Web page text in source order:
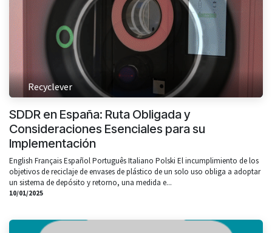
Recyclever
SDDR en España: Ruta Obligada y
Consideraciones Esenciales para su
Implementación
English Français Español Português Italiano Polski El incumplimiento de los
objetivos de reciclaje de envases de plástico de un solo uso obliga a adoptar
un sistema de depósito y retorno, una medida e...
10/01/2025